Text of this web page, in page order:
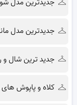
جدیدترین مدل
جدیدترین مدل مانتو
جدید ترین شال و
کلاه و پاپوش